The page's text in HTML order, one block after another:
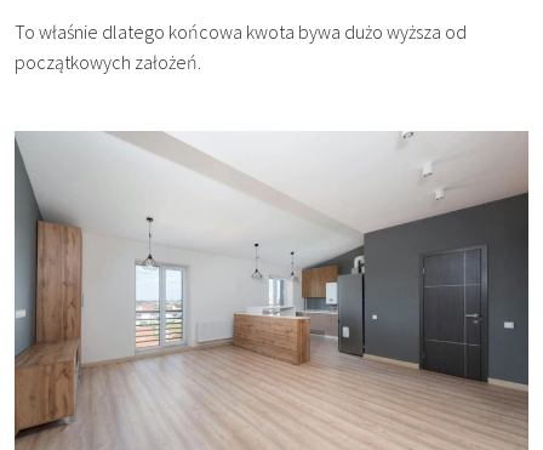
To właśnie dlatego końcowa kwota bywa dużo wyższa od
początkowych założeń.